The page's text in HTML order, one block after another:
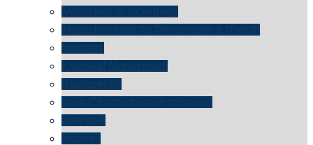
Menschen in Schildgen
Menschenkette für Demokratie & Vielfalt
konzerte
Karneval Monochrom
Baumgefühl
mein Chargesheimer reloaded
time shift
Istanbul